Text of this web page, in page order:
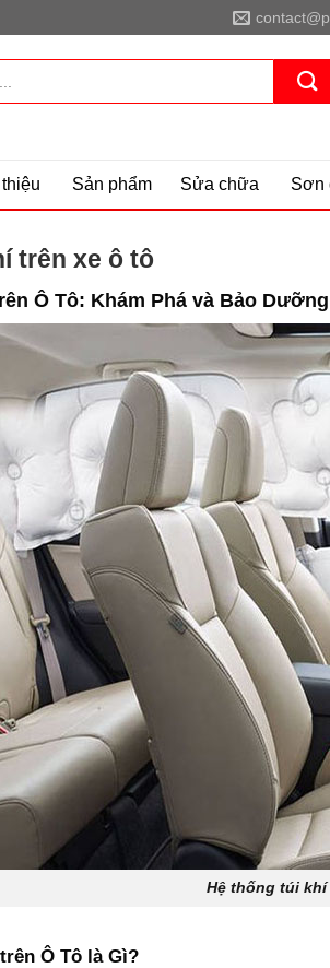
Sản phẩm Sửa chữa Sơn
trên xe ô tô
Ô Tô: Khám Phá và Bảo Dưỡng
Hệ thống túi khí
Ô Tô là Gì?